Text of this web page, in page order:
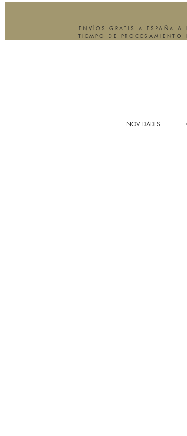
ENVÍOS GRATIS A ESPAÑA A
TIEMPO DE PROCESAMIENTO
NOVEDADES